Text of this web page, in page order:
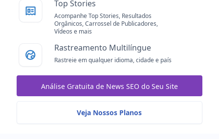
Top Stories
Acompanhe Top Stories, Resultados
Orgânicos, Carrossel de Publicadores,
Vídeos e mais
Rastreamento Multilíngue
Rastreie em qualquer idioma, cidade e país
Análise Gratuita de News SEO do Seu Site
Veja Nossos Planos